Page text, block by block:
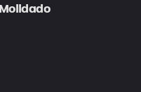
Molldado